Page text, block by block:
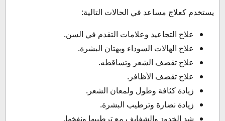
يستخدم كعلاج مساعد في الحالات التالية:
علاج التجاعيد وعلامات التقدم في السن.
علاج الهالات السوداء وبهتان البشرة.
علاج تقصف الشعر وتساقطه.
علاج تقصف الأظافر.
زيادة كثافة وطول ولمعان الشعر.
زيادة نضارة وترطيب البشرة.
شد الخدود والشفايف مع ترطيبها ونفخها.